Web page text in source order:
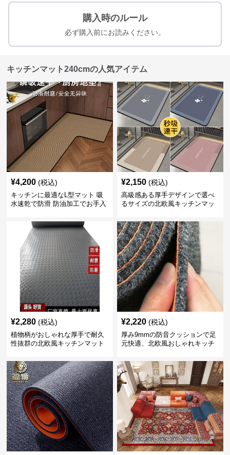
購入時のルール
必ず購入前にお読みください。
キッチンマット240cmの人気アイテム
¥4,200 (税込)
キッチンに最適なL型マット 吸
水速乾で防滑 防油加工でお手入
¥2,150 (税込)
高級感ある厚手デザインで選べ
るサイズの北欧風キッチンマッ
¥2,280 (税込)
植物柄がおしゃれな厚手で耐久
性抜群の北欧風キッチンマット
¥2,220 (税込)
厚み9mmの防音クッションで足
元快適、北欧風おしゃれキッチ